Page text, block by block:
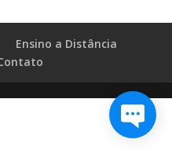
Ensino a Distância